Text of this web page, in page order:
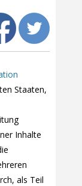
Staaten,
Inhalte
als Teil